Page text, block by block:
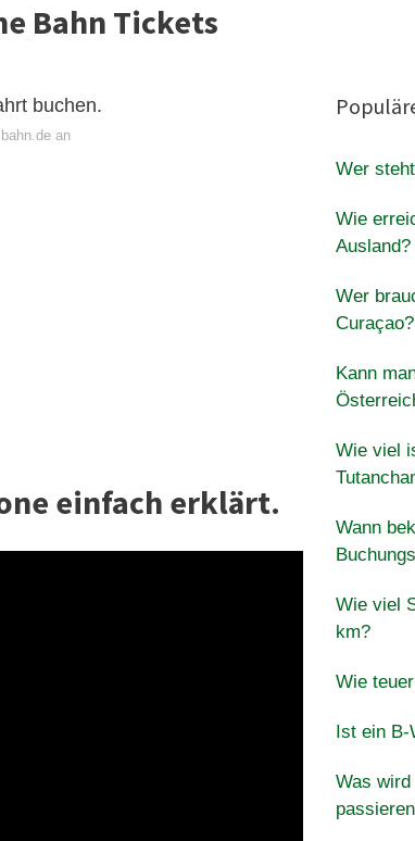
Bahn Tickets
buchen.
an
einfach erklärt.
Wer
Wie
Ausland?
Wer
Curaçao?
Kann
Wie viel
Wann
Wie viel
km?
Wie
Ist ein B-
Was